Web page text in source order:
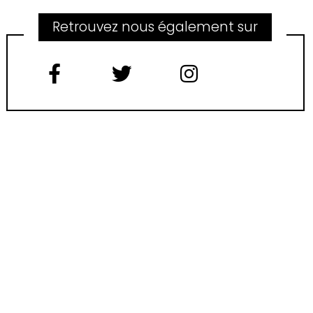
Retrouvez nous également sur